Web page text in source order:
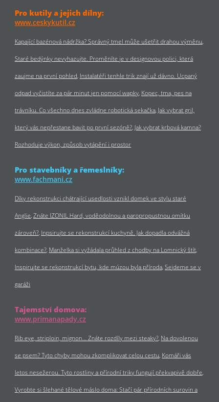
Pro kutily a jejich dílny:
www.ceskykutil.cz
Kapající bazénová nádržka? Správný tmel může ušetřit drahou výměnu
Staré bedýnky nevyhazujte. Proměníte je v designovou polici, která
zaujme na první pohled Instalatéři tenhle trik znají už dávno. Ucpaný
odpad vyčistíte za pár minut jen pomocí wapky Kopec, tma, pes na
trávníku. Co všechno dnes zvládne robotická sekačka Jak vybrat gril,
který vás nepřestane bavit po první sezóně? Jak vybrat krbová kamna?
Rozhoduje výkon, způsob vytápění i prostor
Pro stavebníky a řemeslníky:
www.fachmani.cz
Díky rekonstrukci chátrající usedlosti vznikl domek ve stylu staré
Anglie Znáte IZONIL Hard, voděodolnou a paropropustnou omítku
zároveň? Inpsirujte se rekonstrukcí kuchyně. Jak dopadla odvážná
kombinace? Manželka si vyžádala průhled z chodby na Lomnický štít
Inspirujte se rekonstrukcí bytu, kde múzou byla příroda Sejdeme se v
garáži
Tajemství domova:
www.primanapady.cz
Rib eye, striploin, mignon… Znáte rozdíly mezi steaky? Na dovolenou
se psem? Tyto chyby mohou zkomplikovat celou cestu Komáři vás
letos nesežerou. Tyto rostliny a přírodní triky fungují překvapivě dobře
Vyrobte si šlehané tělové máslo doma: Stačí pár přírodních surovin a